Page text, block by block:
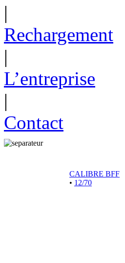
|
Rechargement
|
L’entreprise
|
Contact
CALIBRE BFF
• 12/70